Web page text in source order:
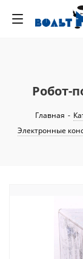
Робот-
Главная -
Электронные